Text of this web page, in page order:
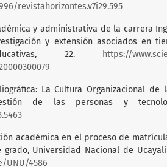
revistahorizontes.v7i29.595
y administrativa de la carrera
y extensión asociados en
22.
https://
La Cultura Organizacional de
de las personas y
académica en el proceso de
grado, Universidad Nacional de
UNU/4586